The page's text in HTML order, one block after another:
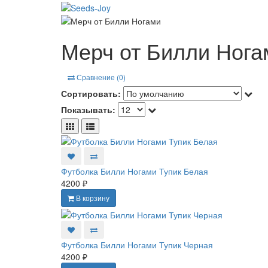
Мерч от Билли
Сравнение (0)
Сортировать:
Показывать:
Футболка Билли Ногами Тупик Белая
4200 ₽
В корзину
Футболка Билли Ногами Тупик Черная
4200 ₽